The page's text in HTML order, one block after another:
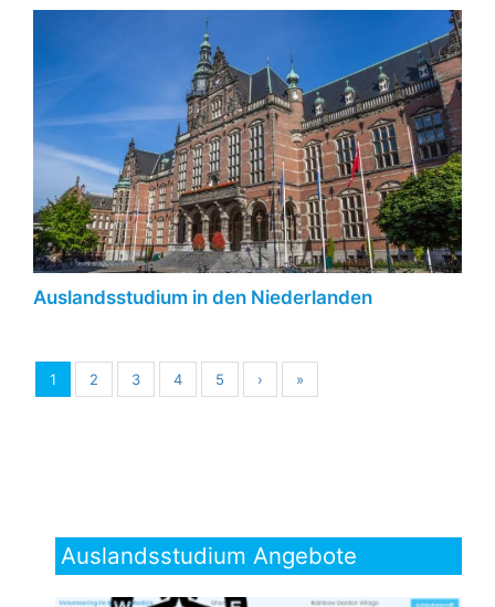
Auslandsstudium in den Niederlanden
1 2 3 4 5 › »
Auslandsstudium Angebote